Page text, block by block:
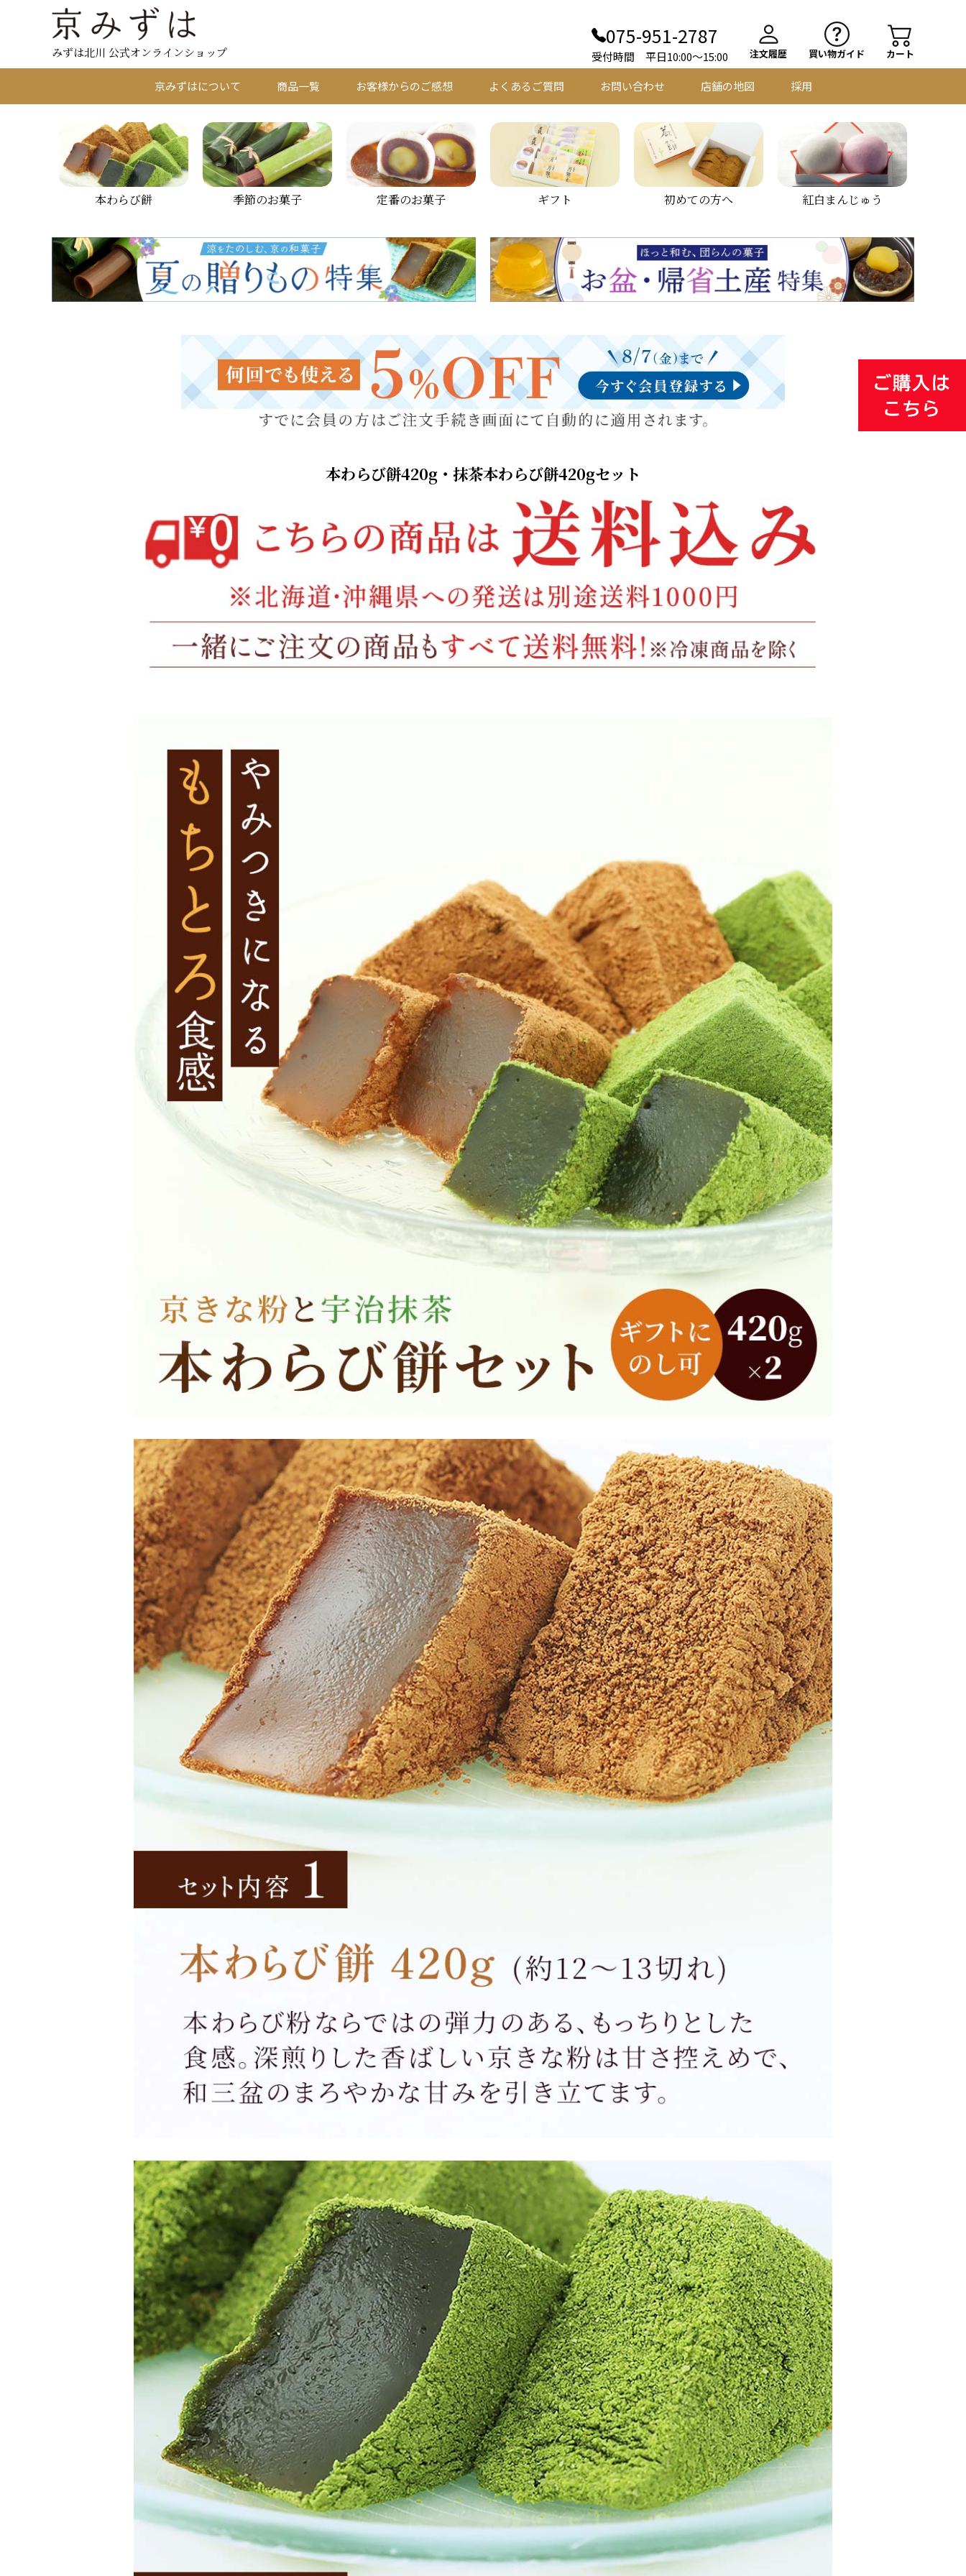
みずは北川 公式オンラインショップ
075-951-2787
受付時間 平日10:00～15:00 注文履歴 買い物ガイド カート
京みずはについて 商品一覧 お客様からのご感想 よくあるご質問 お問い合わせ 店舗の地図 採用
本わらび餅 季節のお菓子 定番のお菓子 ギフト 初めての方へ 紅白まんじゅう
本わらび餅420g・抹茶本わらび餅420gセット